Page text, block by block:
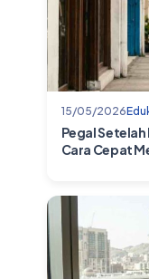
15/05/2026
Pegal
Cara Cepat